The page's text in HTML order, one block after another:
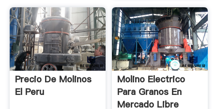
Precio De Molinos
El Peru
Molino Electrico
Para Granos En
Mercado Libre